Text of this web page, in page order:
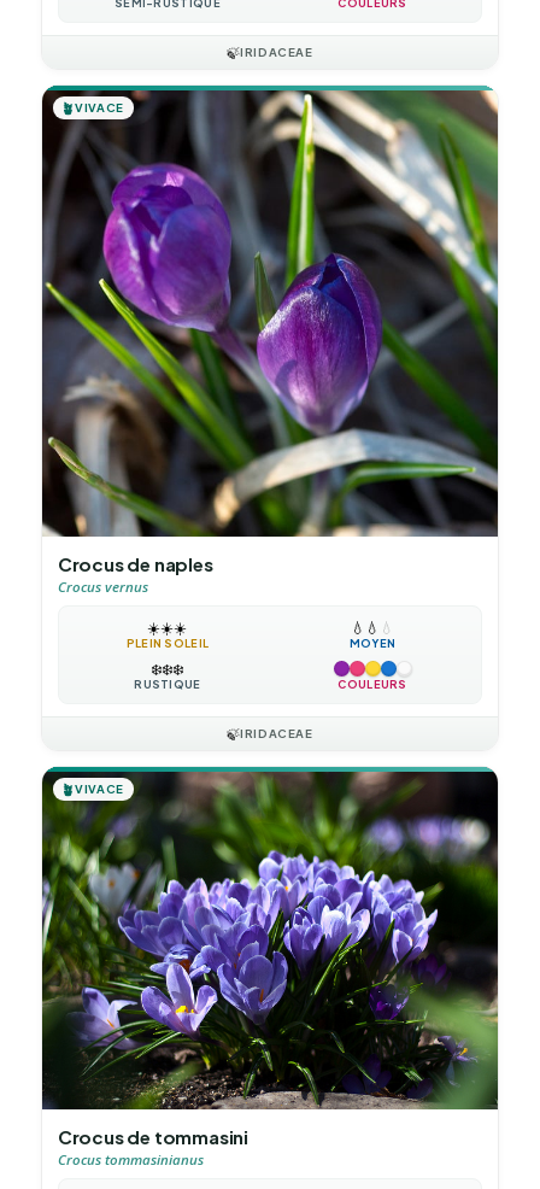
🍃IRIDACEAE
🪴VIVACE
Crocus de naples
Crocus vernus
☀️☀️☀️
PLEIN SOLEIL
💧 💧 💧
MOYEN
❄️❄️❄️
RUSTIQUE COULEURS
🍃IRIDACEAE
🪴VIVACE
Crocus de tommasini
Crocus tommasinianus